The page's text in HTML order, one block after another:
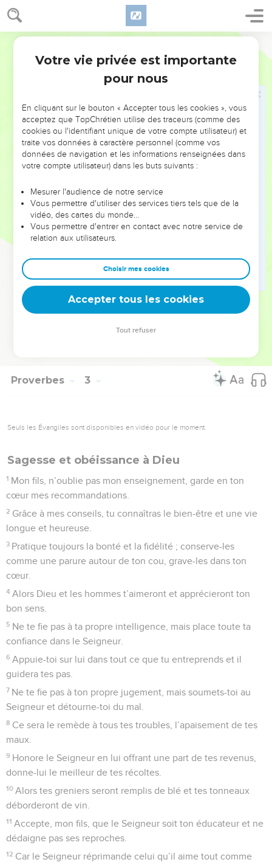
Proverbes 2
s’engager sur des voies obscures.
14 Ils s’amusent à mal faire, ils prennent plaisir à la
méchanceté.
Leur comportement est tortueux, leur façon de faire pleine
qui n’est pas la tienne, une étrangère aux paroles flatteuses
qui a abandonné son premier compagnon et oublié
l’alliance conclue avec son Dieu.
Son comportement la fait sombrer vers la mort, sa
conduite l’entraîne chez ceux qui ne sont plus.
Celui qui va chez elle n’en revient pas, il ne retrouve pas
le chemin de la vie.
Choisis donc la conduite des bons, imite le comportement
des justes.
pourront y rester.
Les gens mauvais et déloyaux devront le quitter, ils en
seront expulsés.
© Société biblique française – Bibli’O, 1997, avec autorisation. Pour vous procurer
Proverbes 3
Seuls les Évangiles sont disponibles en vidéo pour le moment.
Sagesse et obéissance à Dieu
1 Mon fils, n’oublie pas mon enseignement, garde en ton
cœur mes recommandations.
2 Grâce à mes conseils, tu connaîtras le bien-être et une vie
longue et heureuse.
3 Pratique toujours la bonté et la fidélité ; conserve-les
comme une parure autour de ton cou, grave-les dans ton
cœur.
4 Alors Dieu et les hommes t’aimeront et apprécieront ton
bon sens.
5 Ne te fie pas à ta propre intelligence, mais place toute ta
confiance dans le Seigneur.
6 Appuie-toi sur lui dans tout ce que tu entreprends et il
guidera tes pas.
7 Ne te fie pas à ton propre jugement, mais soumets-toi au
Seigneur et détourne-toi du mal.
8 Ce sera le remède à tous tes troubles, l’apaisement de tes
maux.
9 Honore le Seigneur en lui offrant une part de tes revenus,
donne-lui le meilleur de tes récoltes.
10 Alors tes greniers seront remplis de blé et tes tonneaux
déborderont de vin.
11 Accepte, mon fils, que le Seigneur soit ton éducateur et ne
dédaigne pas ses reproches.
12 Car le Seigneur réprimande celui qu’il aime tout comme
Votre vie privée est importante
pour nous
En cliquant sur le bouton « Accepter tous les cookies », vous
acceptez que TopChrétien utilise des traceurs (comme des
cookies ou l'identifiant unique de votre compte utilisateur) et
traite vos données à caractère personnel (comme vos
données de navigation et les informations renseignées dans
votre compte utilisateur) dans les buts suivants :
Mesurer l'audience de notre service
Vous permettre d'utiliser des services tiers tels que de la
vidéo, des cartes du monde…
Vous permettre d'entrer en contact avec notre service de
relation aux utilisateurs.
Choisir mes cookies
Accepter tous les cookies
Tout refuser